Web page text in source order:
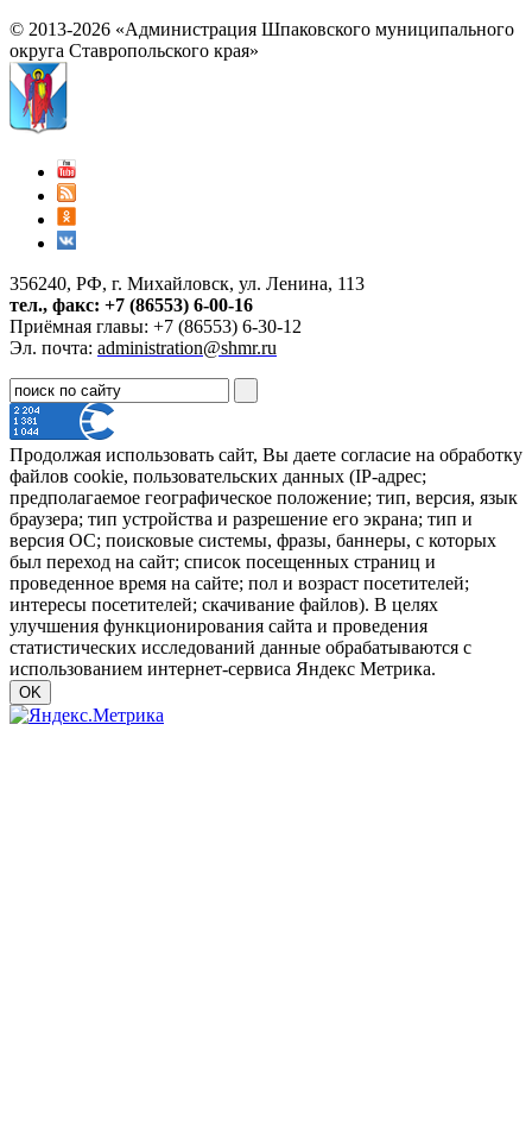
© 2013-2026 «Администрация Шпаковского муниципального
округа Ставропольского края»
356240, РФ, г. Михайловск, ул. Ленина, 113
тел., факс: +7 (86553) 6-00-16
Приёмная главы: +7 (86553) 6-30-12
Эл. почта: administration@shmr.ru
Продолжая использовать сайт, Вы даете согласие на обработку
файлов cookie, пользовательских данных (IP-адрес;
предполагаемое географическое положение; тип, версия, язык
браузера; тип устройства и разрешение его экрана; тип и
версия ОС; поисковые системы, фразы, баннеры, с которых
был переход на сайт; список посещенных страниц и
проведенное время на сайте; пол и возраст посетителей;
интересы посетителей; скачивание файлов). В целях
улучшения функционирования сайта и проведения
статистических исследований данные обрабатываются с
использованием интернет-сервиса Яндекс Метрика.
OK